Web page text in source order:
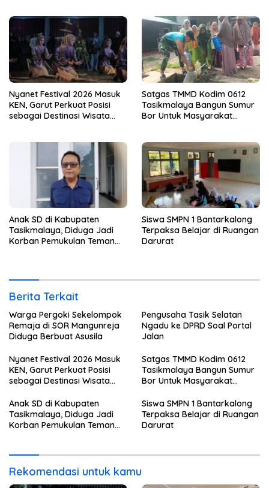
Nyanet Festival 2026 Masuk
KEN, Garut Perkuat Posisi
sebagai Destinasi Wisata
Satgas TMMD Kodim 0612
Tasikmalaya Bangun Sumur
Bor Untuk Masyarakat
Anak SD di Kabupaten
Tasikmalaya, Diduga Jadi
Korban Pemukulan Teman
Siswa SMPN 1 Bantarkalong
Terpaksa Belajar di Ruangan
Darurat
Berita Terkait
Warga Pergoki Sekelompok
Remaja di SOR Mangunreja
Diduga Berbuat Asusila
Pengusaha Tasik Selatan
Ngadu ke DPRD Soal Portal
Jalan
Nyanet Festival 2026 Masuk
KEN, Garut Perkuat Posisi
sebagai Destinasi Wisata
Satgas TMMD Kodim 0612
Tasikmalaya Bangun Sumur
Bor Untuk Masyarakat
Anak SD di Kabupaten
Tasikmalaya, Diduga Jadi
Korban Pemukulan Teman
Siswa SMPN 1 Bantarkalong
Terpaksa Belajar di Ruangan
Darurat
Rekomendasi untuk kamu